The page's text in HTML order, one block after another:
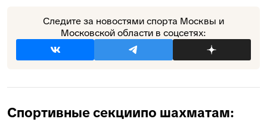
Следите за новостями спорта Москвы и
Московской области в соцсетях:
Спортивные секциипо шахматам: